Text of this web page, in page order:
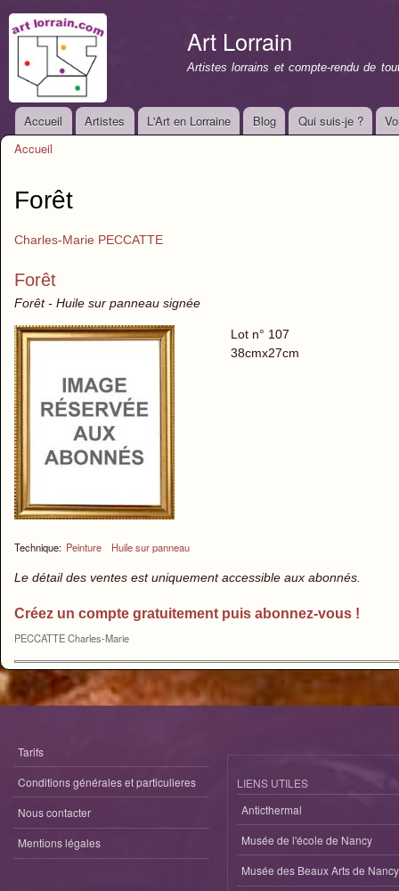
Art Lorrain
Artistes lorrains et compte-rendu de
Menu principal
Accueil Artistes L'Art en Lorraine Blog Qui suis-je ?
Accueil
Forêt
Charles-Marie PECCATTE
Forêt
Forêt - Huile sur panneau signée
Technique: Peinture Huile sur panneau
Lot n° 107
38cmx27cm
Le détail des ventes est uniquement accessible aux abonnés.
Créez un compte gratuitement puis abonnez-vous !
PECCATTE Charles-Marie
Tarifs
Conditions générales et particulieres
Nous contacter
Mentions légales
LIENS UTILES
Anticthermal
Musée de l'école de Nancy
Musée des Beaux Arts de Nancy